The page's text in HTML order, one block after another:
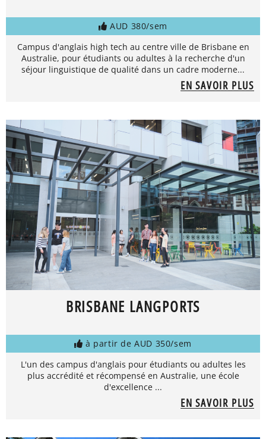
AUD 380/sem
Campus d'anglais high tech au centre ville de Brisbane en
Australie, pour étudiants ou adultes à la recherche d'un
séjour linguistique de qualité dans un cadre moderne...
EN SAVOIR PLUS
BRISBANE LANGPORTS
à partir de AUD 350/sem
L'un des campus d'anglais pour étudiants ou adultes les
plus accrédité et récompensé en Australie, une école
d'excellence ...
EN SAVOIR PLUS